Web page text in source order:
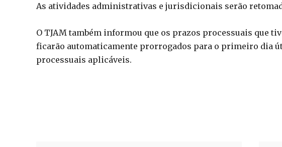
As atividades administrativas e jurisdicionais serão
O TJAM também informou que os prazos processuais que
ficarão automaticamente prorrogados para o primeiro dia
processuais aplicáveis.